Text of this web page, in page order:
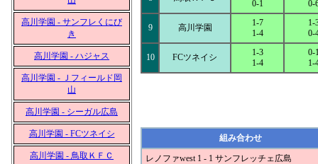
高川学園 - サンフレくにび
き
高川学園 - ハジャス
高川学園 - Ｊフィールド岡
山
高川学園 - シーガル広島
高川学園 - FCツネイシ
高川学園 - 鳥取ＫＦＣ
0-1
0-
9 高川学園
1-7
1-4
1-
0-
10 FCツネイシ
1-3
1-4
0-
1-
組み合わせ
レノファwest 1 - 1 サンフレッチェ広島